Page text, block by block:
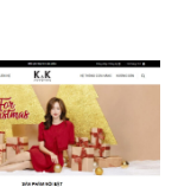
trang web và
là bảo vệ